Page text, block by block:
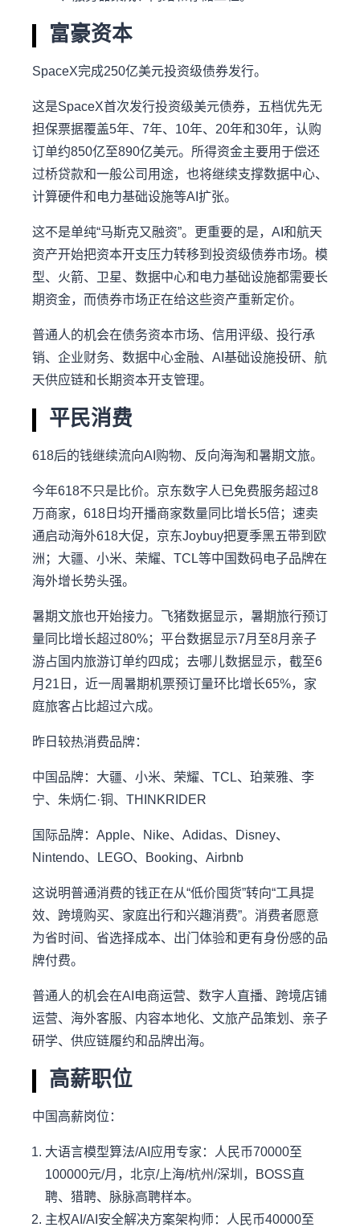
富豪资本
SpaceX完成250亿美元投资级债券发行。
这是SpaceX首次发行投资级美元债券，五档优先无
担保票据覆盖5年、7年、10年、20年和30年，认购
订单约850亿至890亿美元。所得资金主要用于偿还
过桥贷款和一般公司用途，也将继续支撑数据中心、
计算硬件和电力基础设施等AI扩张。
这不是单纯“马斯克又融资”。更重要的是，AI和航天
资产开始把资本开支压力转移到投资级债券市场。模
型、火箭、卫星、数据中心和电力基础设施都需要长
期资金，而债券市场正在给这些资产重新定价。
普通人的机会在债务资本市场、信用评级、投行承
销、企业财务、数据中心金融、AI基础设施投研、航
天供应链和长期资本开支管理。
平民消费
618后的钱继续流向AI购物、反向海淘和暑期文旅。
今年618不只是比价。京东数字人已免费服务超过8
万商家，618日均开播商家数量同比增长5倍；速卖
通启动海外618大促，京东Joybuy把夏季黑五带到欧
洲；大疆、小米、荣耀、TCL等中国数码电子品牌在
海外增长势头强。
暑期文旅也开始接力。飞猪数据显示，暑期旅行预订
量同比增长超过80%；平台数据显示7月至8月亲子
游占国内旅游订单约四成；去哪儿数据显示，截至6
月21日，近一周暑期机票预订量环比增长65%，家
庭旅客占比超过六成。
昨日较热消费品牌：
中国品牌：大疆、小米、荣耀、TCL、珀莱雅、李
宁、朱炳仁·铜、THINKRIDER
国际品牌：Apple、Nike、Adidas、Disney、
Nintendo、LEGO、Booking、Airbnb
这说明普通消费的钱正在从“低价囤货”转向“工具提
效、跨境购买、家庭出行和兴趣消费”。消费者愿意
为省时间、省选择成本、出门体验和更有身份感的品
牌付费。
普通人的机会在AI电商运营、数字人直播、跨境店铺
运营、海外客服、内容本地化、文旅产品策划、亲子
研学、供应链履约和品牌出海。
高薪职位
中国高薪岗位：
大语言模型算法/AI应用专家：人民币70000至
100000元/月，北京/上海/杭州/深圳，BOSS直
聘、猎聘、脉脉高聘样本。
主权AI/AI安全解决方案架构师：人民币40000至